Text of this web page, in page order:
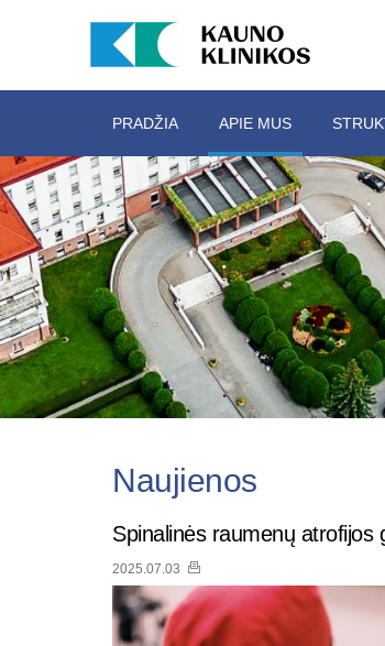
PRADŽIA APIE MUS
Naujienos
Spinalinės raumenų atrofijos
2025.07.03